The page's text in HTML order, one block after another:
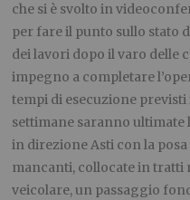
che si è svolto in
per fare il punto sullo stato
dei lavori dopo il varo delle
impegno a completare
tempi di esecuzione
settimane saranno
in direzione Asti con la
mancanti, collocate in
veicolare, un passaggio